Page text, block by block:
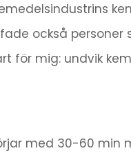
också
för mig: undvik
med 30-60